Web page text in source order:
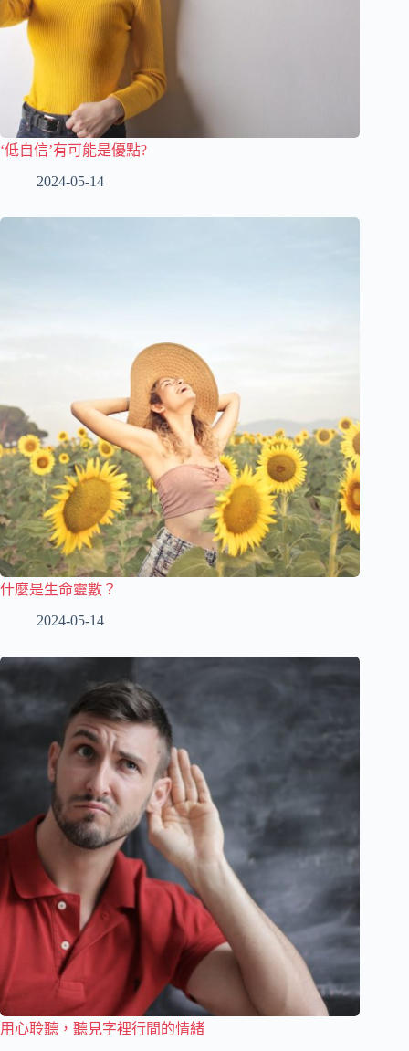
‘低自信’有可能是優點?
2024-05-14
什麼是生命靈數？
2024-05-14
用心聆聽，聽見字裡行間的情緒